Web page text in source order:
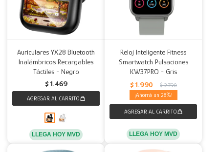
Auriculares YX28 Bluetooth
Inalámbricos Recargables
Táctiles - Negro
$ 1.469
LLEGA HOY MVD
Reloj Inteligente Fitness
Smartwatch Pulsaciones
KW37PRO - Gris
$ 1.990 $ 2.790
28
LLEGA HOY MVD